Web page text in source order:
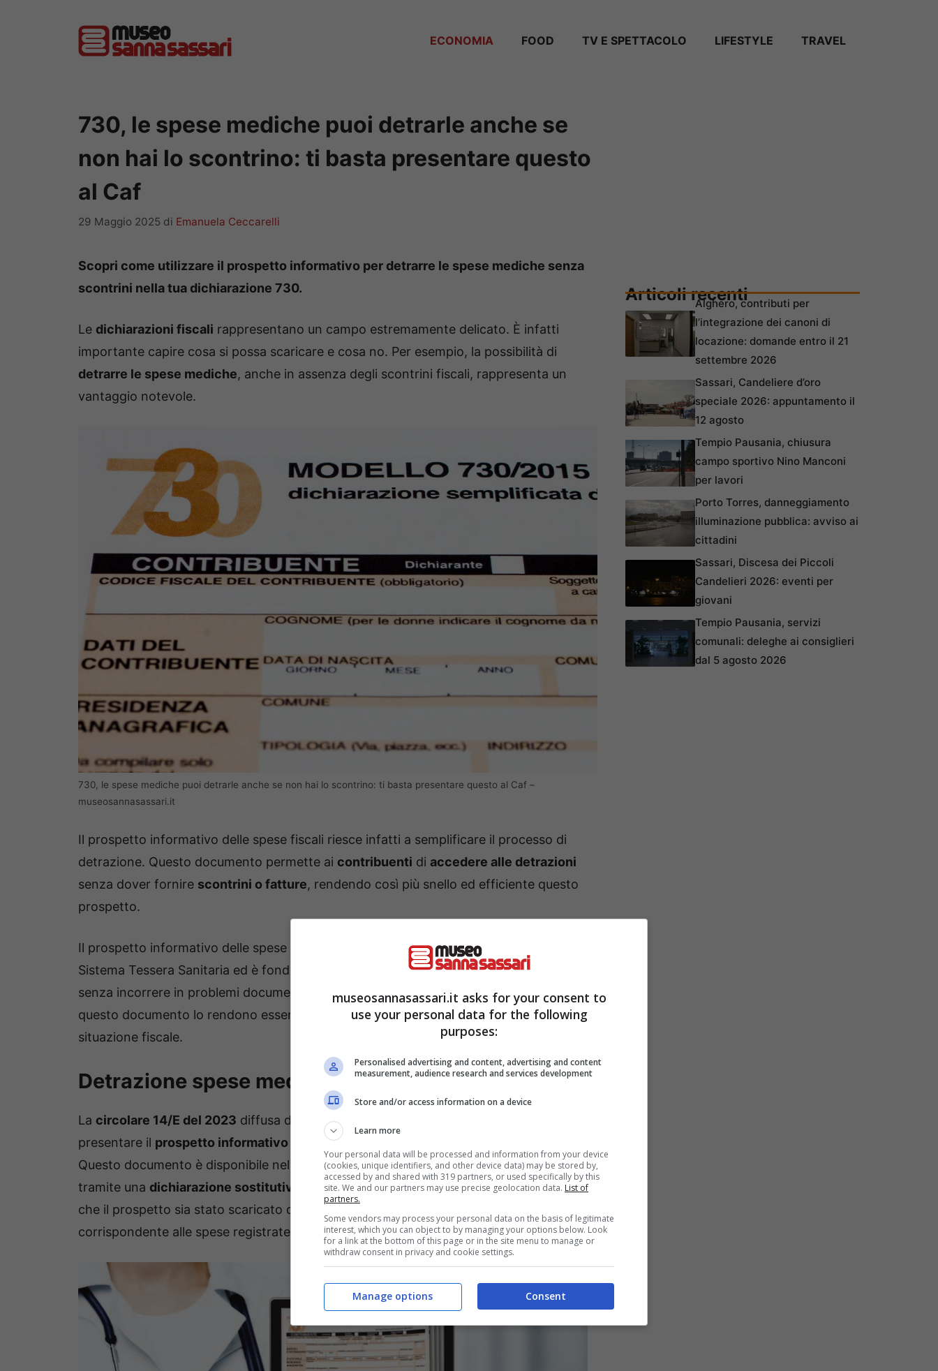
ECONOMIA FOOD TV E SPETTACOLO LIFESTYLE TRAVEL
730, le spese mediche puoi detrarle anche se
non hai lo scontrino: ti basta presentare questo
al Caf
29 Maggio 2025 di Emanuela Ceccarelli
Scopri come utilizzare il prospetto informativo per detrarre le spese mediche senza
scontrini nella tua dichiarazione 730.
Le dichiarazioni fiscali rappresentano un campo estremamente delicato. È infatti
importante capire cosa si possa scaricare e cosa no. Per esempio, la possibilità di
detrarre le spese mediche, anche in assenza degli scontrini fiscali, rappresenta un
vantaggio notevole.
730, le spese mediche puoi detrarle anche se non hai lo scontrino: ti basta presentare questo al Caf –
museosannasassari.it
Il prospetto informativo delle spese fiscali riesce infatti a semplificare il processo di
detrazione. Questo documento permette ai contribuenti di accedere alle detrazioni
senza dover fornire scontrini o fatture, rendendo così più snello ed efficiente questo
prospetto.
Il prospetto informativo delle spese è disponibile per ogni contribuente attraverso il
Sistema Tessera Sanitaria ed è fondamentale per chi desidera usufruire delle detrazioni
senza incorrere in problemi documentali. La semplicità di accesso e la validità fiscale di
questo documento lo rendono essenziale per gestire in modo efficace la propria
situazione fiscale.
Detrazione spese mediche, come funziona
La circolare 14/E del 2023 diffusa dall’Agenzia delle Entrate sancisce la possibilità di
presentare il prospetto informativo sostituzione dei documenti cartacei
Questo documento è disponibile nella dichiarazione precompilata e viene autenticato
tramite una dichiarazione sostitutiva di atto di notorietà. Questa serve ad attestare
che il prospetto sia stato scaricato direttamente dal Sistema Tessera Sanitaria e che sia
corrispondente alle spese registrate.
Articoli recentiAlghero, contributi per
l’integrazione dei canoni di
locazione: domande entro il 21
settembre 2026
Sassari, Candeliere d’oro
speciale 2026: appuntamento il
12 agosto
Tempio Pausania, chiusura
campo sportivo Nino Manconi
per lavori
Porto Torres, danneggiamento
illuminazione pubblica: avviso ai
cittadini
Sassari, Discesa dei Piccoli
Candelieri 2026: eventi per
giovani
Tempio Pausania, servizi
comunali: deleghe ai consiglieri
dal 5 agosto 2026
museosannasassari.it asks for your consent to
use your personal data for the following
purposes:
Personalised advertising and content, advertising and content
measurement, audience research and services development
Store and/or access information on a device
Learn more
Your personal data will be processed and information from your device
(cookies, unique identifiers, and other device data) may be stored by,
accessed by and shared with 319 partners, or used specifically by this
site. We and our partners may use precise geolocation data. List of
partners.
Some vendors may process your personal data on the basis of legitimate
interest, which you can object to by managing your options below. Look
for a link at the bottom of this page or in the site menu to manage or
withdraw consent in privacy and cookie settings.
Consent
Manage options